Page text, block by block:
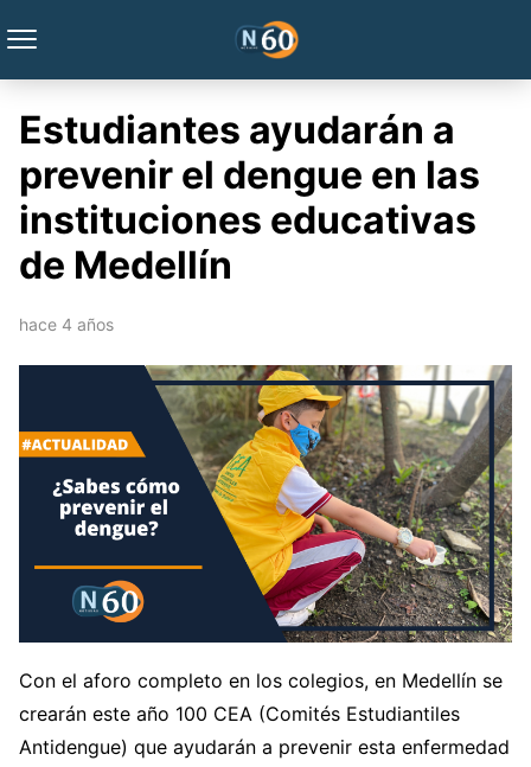
Estudiantes ayudarán a
prevenir el dengue en las
instituciones educativas
de Medellín
hace 4 años
Con el aforo completo en los colegios, en Medellín se
crearán este año 100 CEA (Comités Estudiantiles
Antidengue) que ayudarán a prevenir esta enfermedad